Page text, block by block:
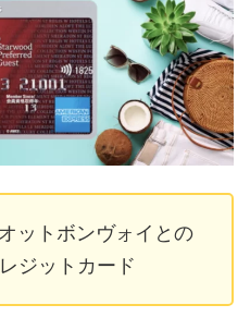
ットボンヴォイとの
ジットカード